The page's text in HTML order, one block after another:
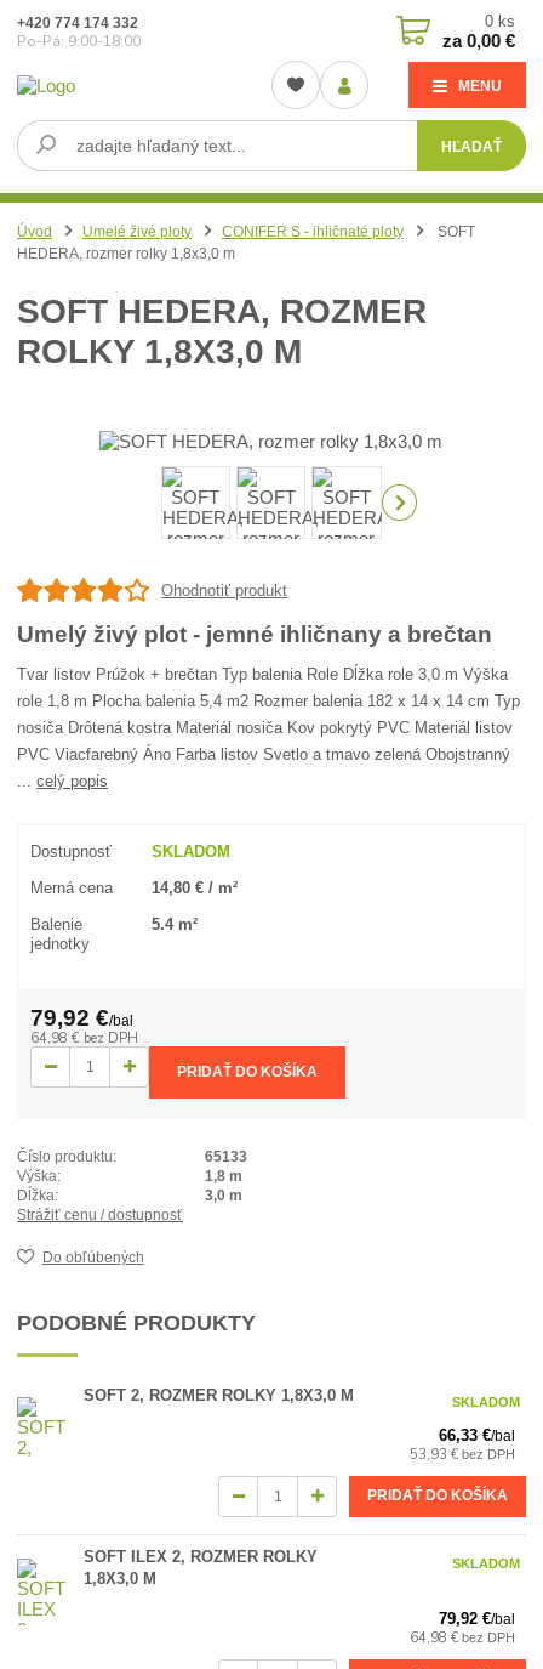
MENU
HĽADAŤ
+420 774 174 332
Po-Pá: 9:00-18:00
0 ks
za0,00 €
Úvod Umelé živé ploty CONIFER S - ihličnaté ploty
SOFT
HEDERA, rozmer rolky 1,8x3,0 m
SOFT HEDERA, ROZMER
ROLKY 1,8X3,0 M
Ohodnotiť produkt
Umelý živý plot - jemné ihličnany a brečtan
Tvar listov Prúžok + brečtan Typ balenia Role Dĺžka role 3,0 m Výška
role 1,8 m Plocha balenia 5,4 m2 Rozmer balenia 182 x 14 x 14 cm Typ
nosiča Drôtená kostra Materiál nosiča Kov pokrytý PVC Materiál listov
PVC Viacfarebný Áno Farba listov Svetlo a tmavo zelená Obojstranný
...celý popis
Dostupnosť SKLADOM
Merná cena 14,80 € / m²
Balenie
jednotky
5.4 m²
79,92 €/bal
64,98 € bez DPH
PRIDAŤ DO KOŠÍKA
Číslo produktu:
65133
Výška:
1,8 m
Dĺžka:
3,0 m
Strážiť cenu / dostupnosť
Do obľúbených
PODOBNÉ PRODUKTY
SOFT 2, ROZMER ROLKY 1,8X3,0 M
66,33 €/bal
53,93 € bez DPH
SKLADOM
PRIDAŤ DO KOŠÍKA
SOFT ILEX 2, ROZMER ROLKY
1,8X3,0 M
79,92 €/bal
64,98 € bez DPH
SKLADOM